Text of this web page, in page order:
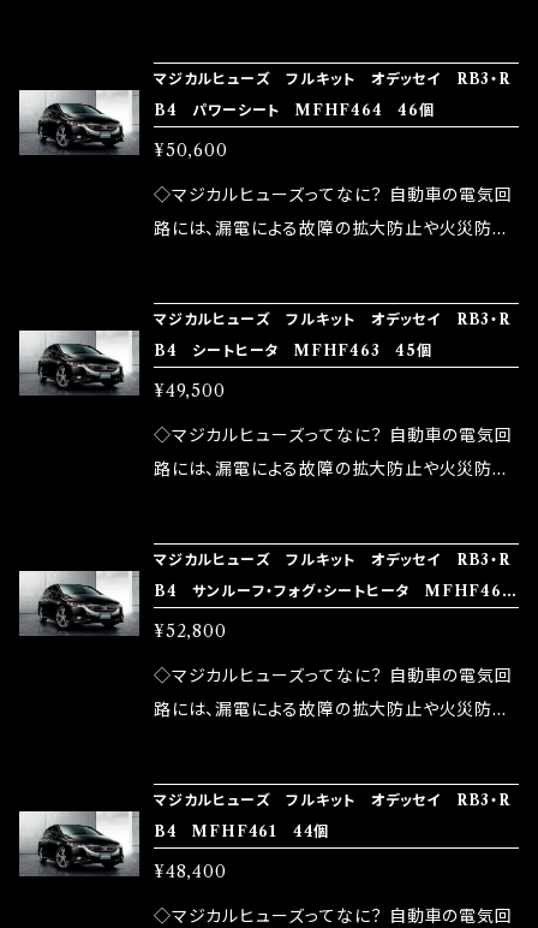
など、これらの効果は、タウンユースだけでなく、
モータースポーツシーンでの実証実験の上、 製
品化を果たしております。
ズが、マジカルヒューズになります。 ◇マジカル
ヒューズの効果 マジカルヒューズは放電防止効
果・接触抵抗低減効果により、このような効果を
発揮します。 ・アクセルレスポンスの向上 ・アイ
ドリング安定化（静粛性UP） ・ターボ車のターボ
など、これらの効果は、タウンユースだけでなく、
モータースポーツシーンでの実証実験の上、 製
品化を果たしております。
路として、各回路への電力供給を行っています。
しかし、ヒューズには拭い去れない欠点があり
ます。 1.溶接回路であるため、配線と比較し抵抗
が大きい。 2.金属部分が露出している為、空気
中に漏電してしまう。 3.金属プレートが接触する
ズが、マジカルヒューズになります。 ◇マジカル
ヒューズの効果 マジカルヒューズは放電防止効
果・接触抵抗低減効果により、このような効果を
発揮します。 ・アクセルレスポンスの向上 ・アイ
ドリング安定化（静粛性UP） ・ターボ車のターボ
など、これらの効果は、タウンユースだけでなく、
モータースポーツシーンでの実証実験の上、 製
品化を果たしております。
マジカルヒューズ フルキット オデッセイ RB3・R
B4 パワーシート MFHF464 46個
¥50,600
◇マジカルヒューズってなに？ 自動車の電気回
路には、漏電による故障の拡大防止や火災防止
路として、各回路への電力供給を行っています。
しかし、ヒューズには拭い去れない欠点があり
ます。 1.溶接回路であるため、配線と比較し抵抗
が大きい。 2.金属部分が露出している為、空気
中に漏電してしまう。 3.金属プレートが接触する
ズが、マジカルヒューズになります。 ◇マジカル
ヒューズの効果 マジカルヒューズは放電防止効
果・接触抵抗低減効果により、このような効果を
発揮します。 ・アクセルレスポンスの向上 ・アイ
ドリング安定化（静粛性UP） ・ターボ車のターボ
など、これらの効果は、タウンユースだけでなく、
モータースポーツシーンでの実証実験の上、 製
品化を果たしております。
マジカルヒューズ フルキット オデッセイ RB3・R
B4 シートヒータ MFHF463 45個
¥49,500
◇マジカルヒューズってなに？ 自動車の電気回
路には、漏電による故障の拡大防止や火災防止
路として、各回路への電力供給を行っています。
しかし、ヒューズには拭い去れない欠点があり
ます。 1.溶接回路であるため、配線と比較し抵抗
が大きい。 2.金属部分が露出している為、空気
中に漏電してしまう。 3.金属プレートが接触する
ズが、マジカルヒューズになります。 ◇マジカル
ヒューズの効果 マジカルヒューズは放電防止効
果・接触抵抗低減効果により、このような効果を
発揮します。 ・アクセルレスポンスの向上 ・アイ
マジカルヒューズ フルキット オデッセイ RB3・R
B4 サンルーフ・フォグ・シートヒータ MFHF462
48個
¥52,800
◇マジカルヒューズってなに？ 自動車の電気回
路には、漏電による故障の拡大防止や火災防止
路として、各回路への電力供給を行っています。
しかし、ヒューズには拭い去れない欠点があり
ます。 1.溶接回路であるため、配線と比較し抵抗
が大きい。 2.金属部分が露出している為、空気
マジカルヒューズ フルキット オデッセイ RB3・R
B4 MFHF461 44個
¥48,400
◇マジカルヒューズってなに？ 自動車の電気回